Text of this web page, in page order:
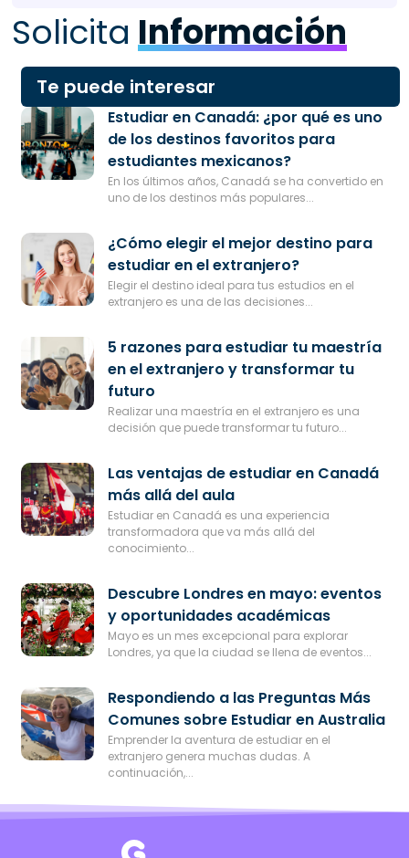
Solicita Información
Te puede interesar
Estudiar en Canadá: ¿por qué es uno
de los destinos favoritos para
estudiantes mexicanos?
En los últimos años, Canadá se ha convertido en
uno de los destinos más populares...
¿Cómo elegir el mejor destino para
estudiar en el extranjero?
Elegir el destino ideal para tus estudios en el
extranjero es una de las decisiones...
5 razones para estudiar tu maestría
en el extranjero y transformar tu
futuro
Realizar una maestría en el extranjero es una
decisión que puede transformar tu futuro...
Las ventajas de estudiar en Canadá
más allá del aula
Estudiar en Canadá es una experiencia
transformadora que va más allá del
conocimiento...
Descubre Londres en mayo: eventos
y oportunidades académicas
Mayo es un mes excepcional para explorar
Londres, ya que la ciudad se llena de eventos...
Respondiendo a las Preguntas Más
Comunes sobre Estudiar en Australia
Emprender la aventura de estudiar en el
extranjero genera muchas dudas. A
continuación,...